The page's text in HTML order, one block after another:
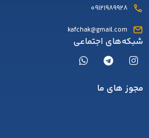
09121989928
kafchak@gmail.com
شبکه‌های اجتماعی
مجوز های ما